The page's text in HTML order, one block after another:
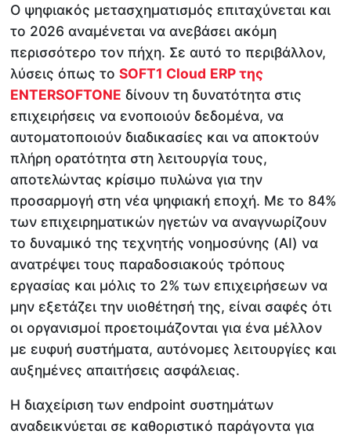
Ο ψηφιακός μετασχηματισμός επιταχύνεται και
το 2026 αναμένεται να ανεβάσει ακόμη
περισσότερο τον πήχη. Σε αυτό το περιβάλλον,
λύσεις όπως τοSOFT1 Cloud ERPτης
ENTERSOFTONE δίνουν τη δυνατότητα στις
επιχειρήσεις να ενοποιούν δεδομένα, να
αυτοματοποιούν διαδικασίες και να αποκτούν
πλήρη ορατότητα στη λειτουργία τους,
αποτελώντας κρίσιμο πυλώνα για την
προσαρμογή στη νέα ψηφιακή εποχή. Με το 84%
των επιχειρηματικών ηγετών να αναγνωρίζουν
το δυναμικό της τεχνητής νοημοσύνης (AI) να
ανατρέψει τους παραδοσιακούς τρόπους
εργασίας και μόλις το 2% των επιχειρήσεων να
μην εξετάζει την υιοθέτησή της, είναι σαφές ότι
οι οργανισμοί προετοιμάζονται για ένα μέλλον
με ευφυή συστήματα, αυτόνομες λειτουργίες και
αυξημένες απαιτήσεις ασφάλειας.
Η διαχείριση των endpoint συστημάτων
αναδεικνύεται σε καθοριστικό παράγοντα για